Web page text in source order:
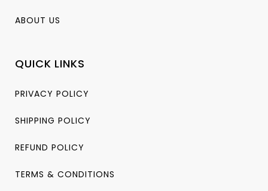
ABOUT US
QUICK LINKS
PRIVACY POLICY
SHIPPING POLICY
REFUND POLICY
TERMS & CONDITIONS